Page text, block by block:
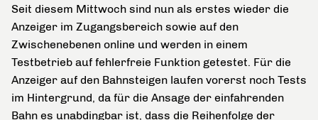
Seit diesem Mittwoch sind nun als erstes wieder die
Anzeiger im Zugangsbereich sowie auf den
Zwischenebenen online und werden in einem
Testbetrieb auf fehlerfreie Funktion getestet. Für die
Anzeiger auf den Bahnsteigen laufen vorerst noch Tests
im Hintergrund, da für die Ansage der einfahrenden
Bahn es unabdingbar ist, dass die Reihenfolge der